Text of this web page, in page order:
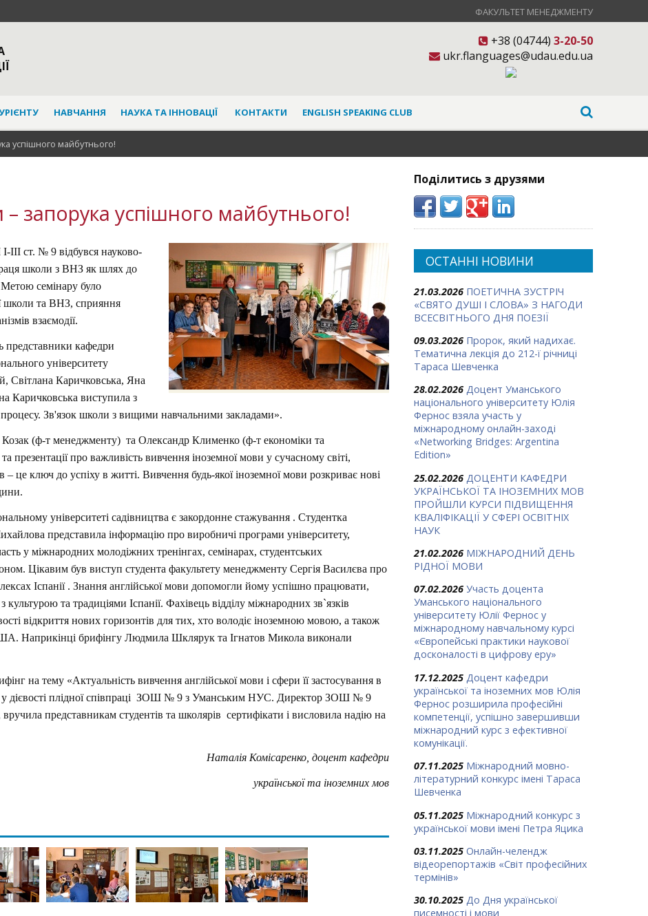
ФАКУЛЬТЕТ МЕНЕДЖМЕНТУ
+38 (04744) 3-20-50
ukr.flanguages@udau.edu.ua
НАВЧАННЯ НАУКА ТА ІННОВАЦІЇ КОНТАКТИ ENGLISH SPEAKING CLUB
успішного майбутнього!
запорука успішного майбутнього!
ІІІ ст. № 9 відбувся науково-
школи з ВНЗ як шлях до
Метою семінару було
школи та ВНЗ, сприяння
взаємодії.
представники кафедри
університету
Світлана Каричковська, Яна
Каричковська виступила з
Зв'язок школи з вищими навчальними закладами».
(ф-т менеджменту) та Олександр Клименко (ф-т економіки та
презентації про важливість вивчення іноземної мови у сучасному світі,
це ключ до успіху в житті. Вивчення будь-якої іноземної мови розкриває нові
університеті садівництва є закордонне стажування . Студентка
представила інформацію про виробничі програми університету,
у міжнародних молодіжних тренінгах, семінарах, студентських
Цікавим був виступ студента факультету менеджменту Сергія Василєва про
Іспанії . Знання англійської мови допомогли йому успішно працювати,
та традиціями Іспанії. Фахівець відділу міжнародних зв`язків
відкриття нових горизонтів для тих, хто володіє іноземною мовою, а також
Наприкінці брифінгу Людмила Шклярук та Ігнатов Микола виконали
на тему «Актуальність вивчення англійської мови і сфери її застосування в
у дієвості плідної співпраці ЗОШ № 9 з Уманським НУС. Директор ЗОШ № 9
представникам студентів та школярів сертифікати і висловила надію на
Наталія Комісаренко, доцент кафедри
української та іноземних мов
Поділитись з друзями
ОСТАННІ НОВИНИ
21.03.2026 ПОЕТИЧНА ЗУСТРІЧ
«СВЯТО ДУШІ І СЛОВА» З НАГОДИ
ВСЕСВІТНЬОГО ДНЯ ПОЕЗІЇ
09.03.2026 Пророк, який надихає.
Тематична лекція до 212-ї річниці
Тараса Шевченка
28.02.2026 Доцент Уманського
національного університету Юлія
Фернос взяла участь у
міжнародному онлайн-заході
«Networking Bridges: Argentina
Edition»
25.02.2026 ДОЦЕНТИ КАФЕДРИ
УКРАЇНСЬКОЇ ТА ІНОЗЕМНИХ МОВ
ПРОЙШЛИ КУРСИ ПІДВИЩЕННЯ
КВАЛІФІКАЦІЇ У СФЕРІ ОСВІТНІХ
НАУК
21.02.2026 МІЖНАРОДНИЙ ДЕНЬ
РІДНОЇ МОВИ
07.02.2026 Участь доцента
Уманського національного
університету Юлії Фернос у
міжнародному навчальному курсі
«Європейські практики наукової
досконалості в цифрову еру»
17.12.2025 Доцент кафедри
української та іноземних мов Юлія
Фернос розширила професійні
компетенції, успішно завершивши
міжнародний курс з ефективної
комунікації.
07.11.2025 Міжнародний мовно-
літературний конкурс імені Тараса
Шевченка
05.11.2025 Міжнародний конкурс з
української мови імені Петра Яцика
03.11.2025 Онлайн-челендж
відеорепортажів «Світ професійних
термінів»
30.10.2025 До Дня української
писемності і мови